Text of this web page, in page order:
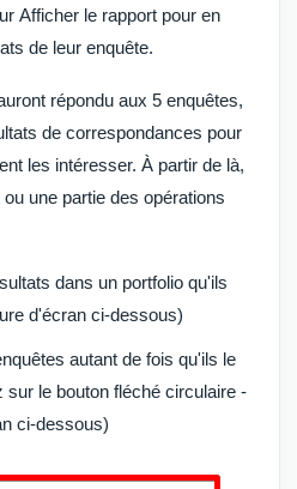
Afficher le rapport pour en
de leur enquête.
répondu aux 5 enquêtes,
de correspondances pour
les intéresser. À partir de là,
une partie des opérations
dans un portfolio qu'ils
d'écran ci-dessous)
autant de fois qu'ils le
sur le bouton fléché circulaire -
ci-dessous)